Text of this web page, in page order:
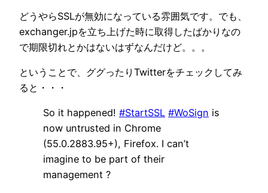
どうやらSSLが無効になっている雰囲気です。でも、
exchanger.jpを立ち上げた時に取得したばかりなの
で期限切れとかはないはずなんだけど。。。
ということで、ググったりTwitterをチェックしてみ
ると・・・
So it happened! #StartSSL #WoSign is
now untrusted in Chrome
(55.0.2883.95+), Firefox. I can’t
imagine to be part of their
management ?